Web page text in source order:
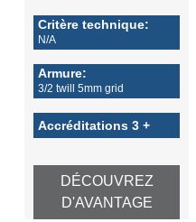
Critère technique:
N/A
Armure:
3/2 twill 5mm grid
Accréditations 3 +
DÉCOUVREZ
D'AVANTAGE